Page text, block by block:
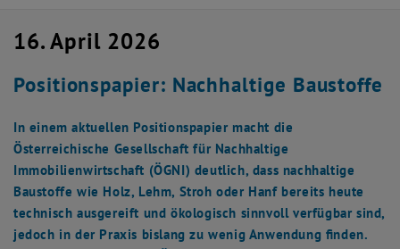
16. April 2026
Positionspapier: Nachhaltige Baustoffe
In einem aktuellen Positionspapier macht die
Österreichische Gesellschaft für Nachhaltige
Immobilienwirtschaft (ÖGNI) deutlich, dass nachhaltige
Baustoffe wie Holz, Lehm, Stroh oder Hanf bereits heute
technisch ausgereift und ökologisch sinnvoll verfügbar sind,
jedoch in der Praxis bislang zu wenig Anwendung finden.